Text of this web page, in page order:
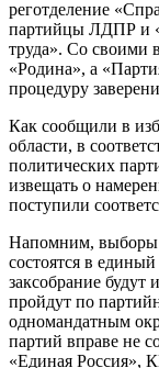
реготделение
партийцы ЛДПР и
труда». Со своими
«Родина», а
процедуру
Как сообщили в
области, в
политических
извещать о
поступили
Напомним, выборы
состоятся в
заксобрание будут
пройдут по
одномандатным
партий вправе не
«Единая Россия»,